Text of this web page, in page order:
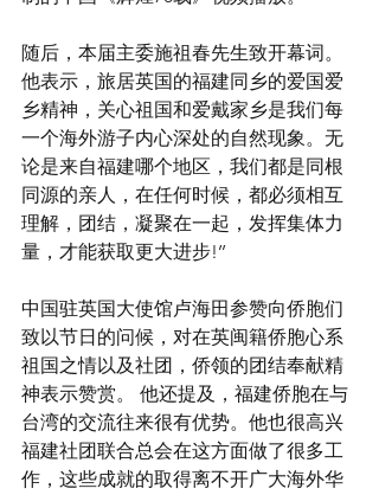
随后，本届主委施祖春先生致开幕词。
他表示，旅居英国的福建同乡的爱国爱
乡精神，关心祖国和爱戴家乡是我们每
一个海外游子内心深处的自然现象。无
论是来自福建哪个地区，我们都是同根
同源的亲人，在任何时候，都必须相互
理解，团结，凝聚在一起，发挥集体力
量，才能获取更大进步!’’
中国驻英国大使馆卢海田参赞向侨胞们
致以节日的问候，对在英闽籍侨胞心系
祖国之情以及社团，侨领的团结奉献精
神表示赞赏。 他还提及，福建侨胞在与
台湾的交流往来很有优势。他也很高兴
福建社团联合总会在这方面做了很多工
作，这些成就的取得离不开广大海外华